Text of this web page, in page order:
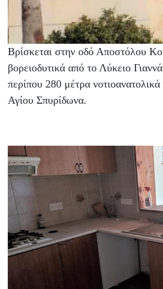
Βρίσκεται στην οδό Αποστόλου
βορειοδυτικά από το Λύκειο
περίπου 280 μέτρα
Αγίου Σπυρίδωνα.